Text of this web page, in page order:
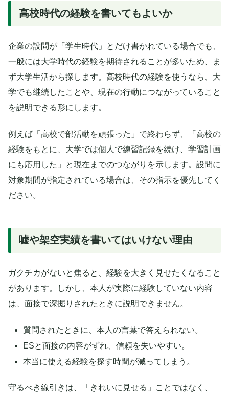
高校時代の経験を書いてもよいか
企業の設問が「学生時代」とだけ書かれている場合でも、
一般には大学時代の経験を期待されることが多いため、ま
ず大学生活から探します。高校時代の経験を使うなら、大
学でも継続したことや、現在の行動につながっていること
を説明できる形にします。
例えば「高校で部活動を頑張った」で終わらず、「高校の
経験をもとに、大学では個人で練習記録を続け、学習計画
にも応用した」と現在までのつながりを示します。設問に
対象期間が指定されている場合は、その指示を優先してく
ださい。
嘘や架空実績を書いてはいけない理由
ガクチカがないと焦ると、経験を大きく見せたくなること
があります。しかし、本人が実際に経験していない内容
は、面接で深掘りされたときに説明できません。
質問されたときに、本人の言葉で答えられない。
ESと面接の内容がずれ、信頼を失いやすい。
本当に使える経験を探す時間が減ってしまう。
守るべき線引きは、「きれいに見せる」ことではなく、